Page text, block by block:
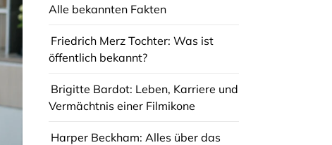
Alle bekannten Fakten
Friedrich Merz Tochter: Was ist
öffentlich bekannt?
Brigitte Bardot: Leben, Karriere und
Vermächtnis einer Filmikone
Harper Beckham: Alles über das